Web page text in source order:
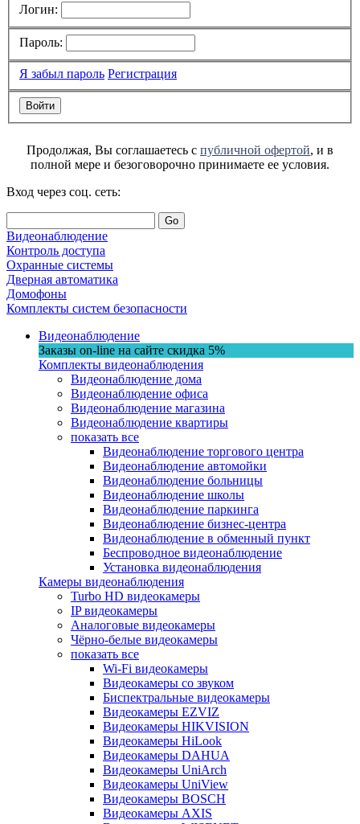
Логин:
Пароль:
Я забыл пароль Регистрация
Продолжая, Вы соглашаетесь с публичной офертой, и в
полной мере и безоговорочно принимаете ее условия.
Вход через соц. сеть:
Go
Видеонаблюдение
Контроль доступа
Охранные системы
Дверная автоматика
Домофоны
Комплекты систем безопасности
Видеонаблюдение
Заказы on-line на сaйте скидка 5%
Комплекты видеонаблюдения
Видеонаблюдение дома
Видеонаблюдение офиса
Видеонаблюдение магазина
Видеонаблюдение квартиры
показать все
Видеонаблюдение торгового центра
Видеонаблюдение автомойки
Видеонаблюдение больницы
Видеонаблюдение школы
Видеонаблюдение паркинга
Видеонаблюдение бизнес-центра
Видеонаблюдение в обменный пункт
Беспроводное видеонаблюдение
Установка видеонаблюдения
Камеры видеонаблюдения
Turbo HD видеокамеры
IP видеокамеры
Аналоговые видеокамеры
Чёрно-белые видеокамеры
показать все
Wi-Fi видеокамеры
Видеокамеры со звуком
Биспектральные видеокамеры
Видеокамеры EZVIZ
Видеокамеры HIKVISION
Видеокамеры HiLook
Видеокамеры DAHUA
Видеокамеры UniArch
Видеокамеры UniView
Видеокамеры BOSCH
Видеокамеры AXIS